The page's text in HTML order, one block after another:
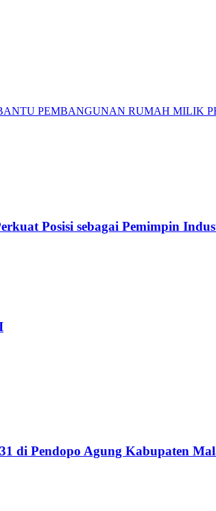
PEMBANGUNAN RUMAH MILIK
Posisi sebagai Pemimpin
di Pendopo Agung Kabupaten